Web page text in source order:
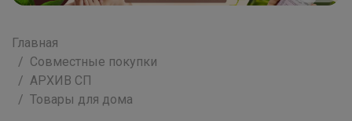
Главная
Совместные покупки
АРХИВ СП
Товары для дома